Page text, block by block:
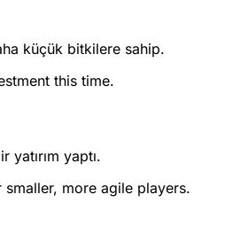
küçük bitkilere sahip.
this time.
yatırım yaptı.
more agile players.